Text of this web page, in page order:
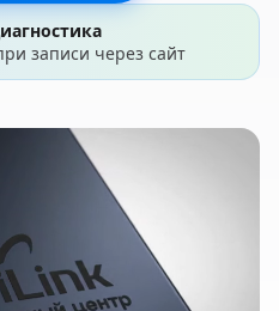
записи через сайт